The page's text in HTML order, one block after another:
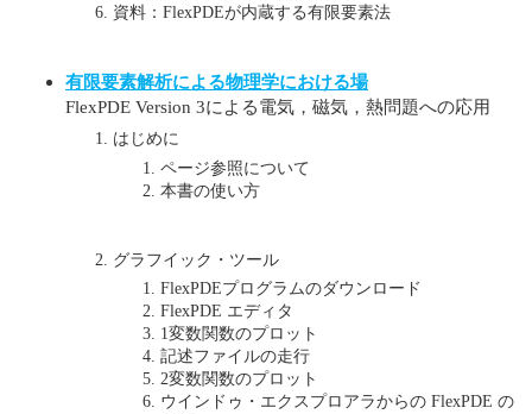
資料：FlexPDEが内蔵する有限要素法
有限要素解析による物理学における場
FlexPDE Version 3による電気，磁気，熱問題への応用
はじめに
ページ参照について
本書の使い方
グラフイック・ツール
FlexPDEプログラムのダウンロード
FlexPDE エディタ
1変数関数のプロット
記述ファイルの走行
2変数関数のプロット
ウインドゥ・エクスプロアラからの FlexPDE の